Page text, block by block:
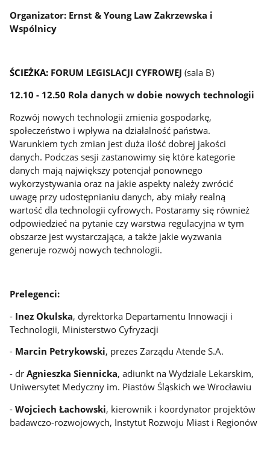
Organizator: Ernst & Young Law Zakrzewska i
Wspólnicy
ŚCIEŻKA: FORUM LEGISLACJI CYFROWEJ(sala B)
12.10 - 12.50 Rola danych w dobie nowych technologii
Rozwój nowych technologii zmienia gospodarkę,
społeczeństwo i wpływa na działalność państwa.
Warunkiem tych zmian jest duża ilość dobrej jakości
danych. Podczas sesji zastanowimy się które kategorie
danych mają największy potencjał ponownego
wykorzystywania oraz na jakie aspekty należy zwrócić
uwagę przy udostępnianiu danych, aby miały realną
wartość dla technologii cyfrowych. Postaramy się również
odpowiedzieć na pytanie czy warstwa regulacyjna w tym
obszarze jest wystarczająca, a także jakie wyzwania
generuje rozwój nowych technologii.
Prelegenci:
- Inez Okulska, dyrektorka Departamentu Innowacji i
Technologii, Ministerstwo Cyfryzacji
- Marcin Petrykowski, prezes Zarządu Atende S.A.
- drAgnieszka Siennicka, adiunkt na Wydziale Lekarskim,
Uniwersytet Medyczny im. Piastów Śląskich we Wrocławiu
-Wojciech Łachowski, kierownik i koordynator projektów
badawczo-rozwojowych, Instytut Rozwoju Miast i Regionów